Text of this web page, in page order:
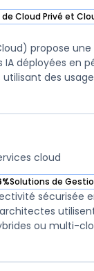
Cloud) dans cette
Cloud Privé et
(also known
dans cette
propose
déployées en
des
cloud
Solutions de
Kuma dans cette
sécurisée
ou multi-clo